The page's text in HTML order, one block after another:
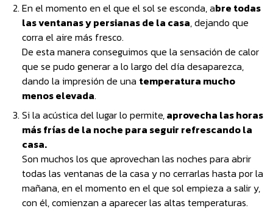
En el momento en el que el sol se esconda, abre todas
las ventanas y persianas de la casa, dejando que
corra el aire más fresco.
De esta manera conseguimos que la sensación de calor
que se pudo generar a lo largo del día desaparezca,
dando la impresión de una temperatura mucho
menos elevada.
Si la acústica del lugar lo permite,aprovecha las horas
más frías de la noche para seguir refrescando la
casa.
Son muchos los que aprovechan las noches para abrir
todas las ventanas de la casa y no cerrarlas hasta por la
mañana, en el momento en el que sol empieza a salir y,
con él, comienzan a aparecer las altas temperaturas.